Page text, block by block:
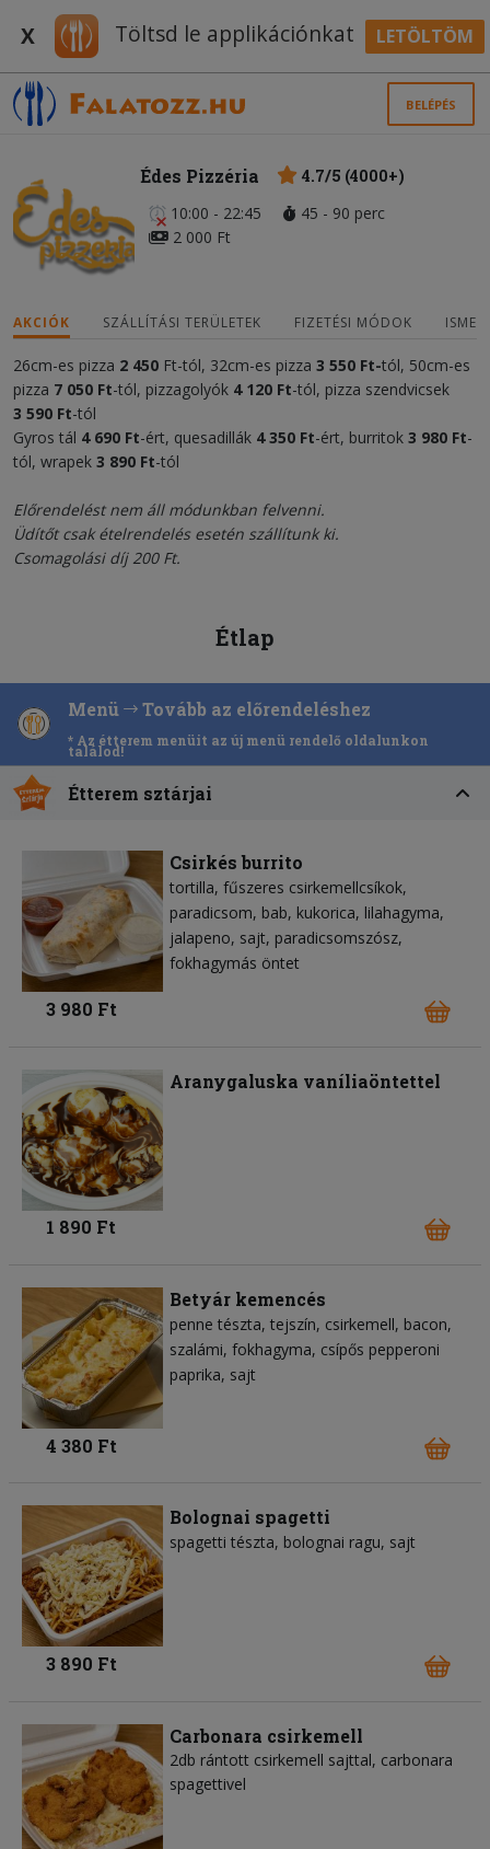
X Töltsd le applikációnkat LETÖLTÖM
BELÉPÉS
Édes Pizzéria
4.7/5 (4000+)
10:00 - 22:45
45 - 90 perc
2 000 Ft
AKCIÓK SZÁLLÍTÁSI TERÜLETEK FIZETÉSI MÓDOK
26cm-es pizza 2 450 Ft-tól, 32cm-es pizza 3 550 Ft-tól, 50cm-es
pizza 7 050 Ft-tól, pizzagolyók 4 120 Ft-tól, pizza szendvicsek
3 590 Ft-tól
Gyros tál 4 690 Ft-ért, quesadillák 4350 Ft-ért, burritok 3 980 Ft-
tól, wrapek 3 890 Ft-tól
Előrendelést nem áll módunkban felvenni.
Üdítőt csak ételrendelés esetén szállítunk ki.
Csomagolási díj 200 Ft.
Étlap
Menü Tovább az előrendeléshez
* Az étterem menüit az új menü rendelő oldalunkon
találod!
Étterem sztárjai
Csirkés burrito
tortilla fűszeres csirkemellcsíkok
paradicsom bab kukorica lilahagyma
jalapeno sajt paradicsomszósz
fokhagymás öntet
3 980 Ft
Aranygaluska vaníliaöntettel
1 890 Ft
Betyár kemencés
penne tészta tejszín csirkemell bacon
szalámi fokhagyma csípős pepperoni
paprika sajt
4 380 Ft
Bolognai spagetti
spagetti tészta bolognai ragu sajt
3 890 Ft
Carbonara csirkemell
2db rántott csirkemell sajttal, carbonara
spagettivel